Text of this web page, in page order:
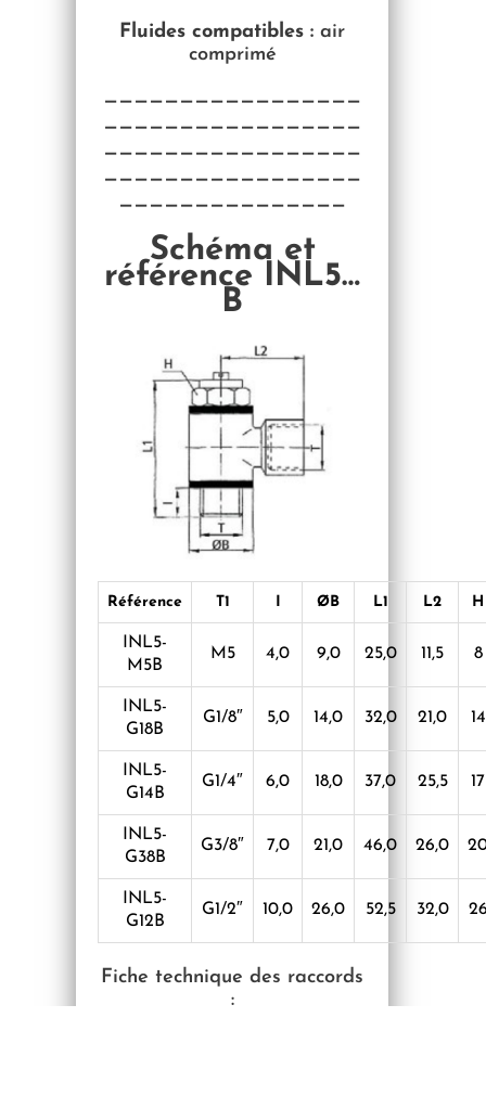
Fluides compatibles : air
comprimé
—————————————————
—————————————————
—————————————————
—————————————————
———————————————
Schéma et
référence INL5…
B
Référence T1 ØB L1 L2 H
INL5-
M5B
M5 4,0 9,0 25,0 11,5 8
INL5-
G18B
G1/8″ 5,0 14,0 32,0 21,0 14
INL5-
G14B
G1/4″ 6,0 18,0 37,0 25,5 17
INL5-
G38B
G3/8″ 7,0 21,0 46,0 26,0
INL5-
G12B
G1/2″ 10,0 26,0 52,5 32,0
Fiche technique des raccords
: